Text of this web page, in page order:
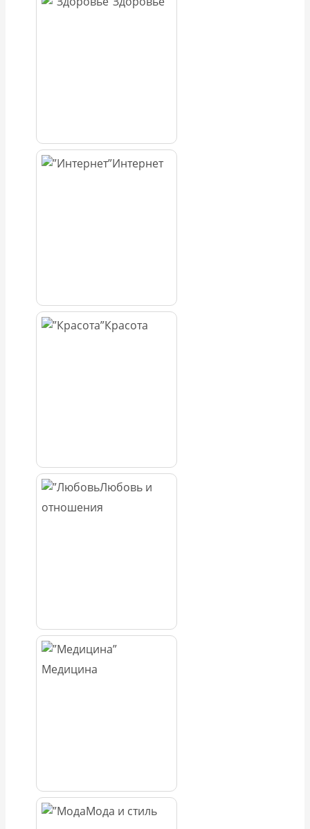
Интернет
Красота
Любовь и
отношения
Медицина
Мода и стиль